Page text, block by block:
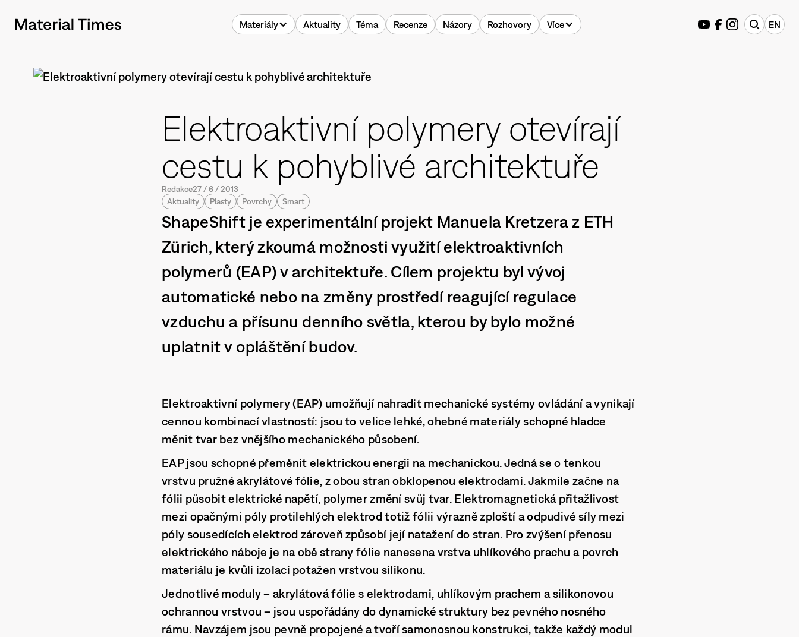
Materiály Aktuality Téma Recenze Názory Rozhovory Více EN
Elektroaktivní polymery otevírají
cestu k pohyblivé architektuře
Redakce27 /6 /2013
Aktuality
Plasty Povrchy Smart
ShapeShift je experimentální projekt Manuela Kretzera z ETH
Zürich, který zkoumá možnosti využití elektroaktivních
polymerů (EAP) v architektuře. Cílem projektu byl vývoj
automatické nebo na změny prostředí reagující regulace
vzduchu a přísunu denního světla, kterou by bylo možné
uplatnit v opláštění budov.
Elektroaktivní polymery (EAP) umožňují nahradit mechanické systémy ovládání a vynikají
cennou kombinací vlastností: jsou to velice lehké, ohebné materiály schopné hladce
měnit tvar bez vnějšího mechanického působení.
EAP jsou schopné přeměnit elektrickou energii na mechanickou. Jedná se o tenkou
vrstvu pružné akrylátové fólie, z obou stran obklopenou elektrodami. Jakmile začne na
fólii působit elektrické napětí, polymer změní svůj tvar. Elektromagnetická přitažlivost
mezi opačnými póly protilehlých elektrod totiž fólii výrazně zploští a odpudivé síly mezi
póly sousedících elektrod zároveň způsobí její natažení do stran. Pro zvýšení přenosu
elektrického náboje je na obě strany fólie nanesena vrstva uhlíkového prachu a povrch
materiálu je kvůli izolaci potažen vrstvou silikonu.
Jednotlivé moduly – akrylátová fólie s elektrodami, uhlíkovým prachem a silikonovou
ochrannou vrstvou – jsou uspořádány do dynamické struktury bez pevného nosného
rámu. Navzájem jsou pevně propojené a tvoří samonosnou konstrukci, takže každý modul